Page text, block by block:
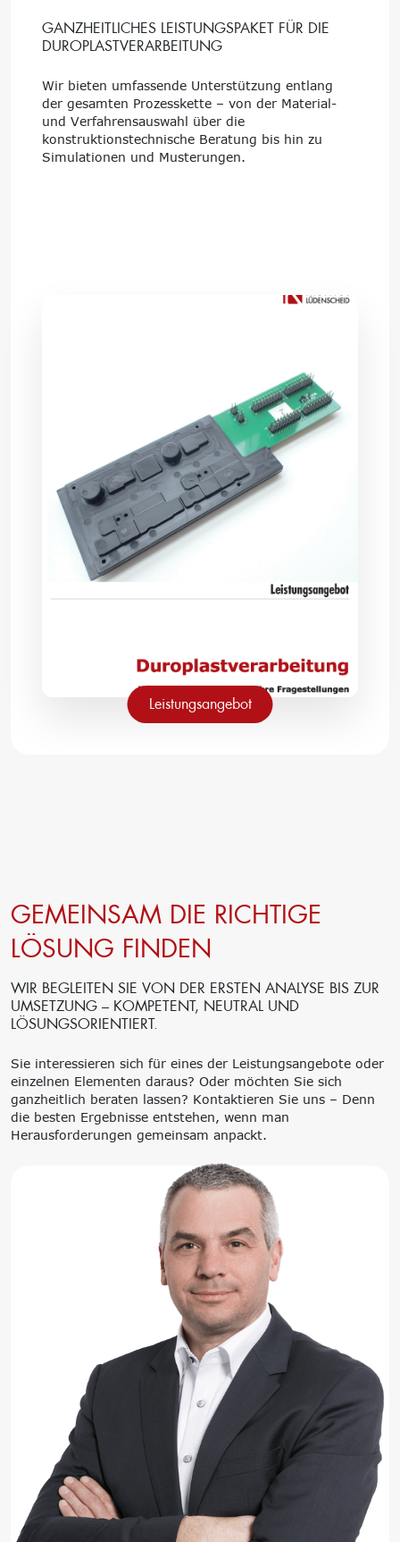
GANZHEITLICHES LEISTUNGSPAKET FÜR DIE
DUROPLASTVERARBEITUNG
Wir bieten umfassende Unterstützung entlang
der gesamten Prozesskette – von der Material-
und Verfahrensauswahl über die
konstruktionstechnische Beratung bis hin zu
Simulationen und Musterungen.
Leistungsangebot
GEMEINSAM DIE RICHTIGE
LÖSUNG FINDEN
WIR BEGLEITEN SIE VON DER ERSTEN ANALYSE BIS ZUR
UMSETZUNG – KOMPETENT, NEUTRAL UND
LÖSUNGSORIENTIERT.
Sie interessieren sich für eines der Leistungsangebote oder
einzelnen Elementen daraus? Oder möchten Sie sich
ganzheitlich beraten lassen? Kontaktieren Sie uns – Denn
die besten Ergebnisse entstehen, wenn man
Herausforderungen gemeinsam anpackt.